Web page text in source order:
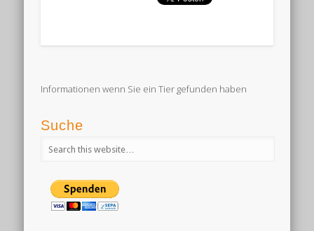
Informationen wenn Sie ein Tier gefunden haben
Suche